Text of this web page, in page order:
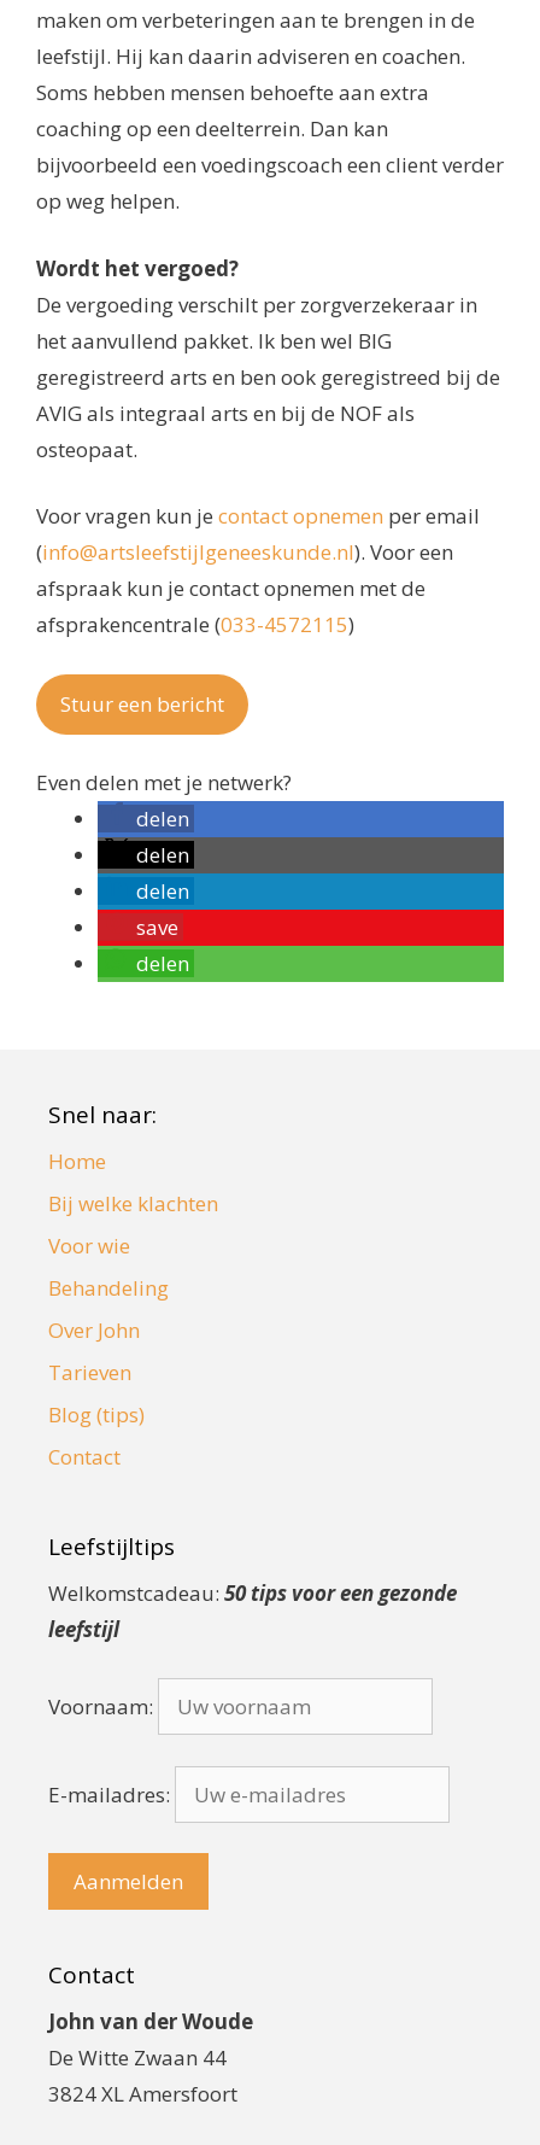
maken om verbeteringen aan te brengen in de
leefstijl. Hij kan daarin adviseren en coachen.
Soms hebben mensen behoefte aan extra
coaching op een deelterrein. Dan kan
bijvoorbeeld een voedingscoach een client verder
op weg helpen.
Wordt het vergoed?
De vergoeding verschilt per zorgverzekeraar in
het aanvullend pakket. Ik ben wel BIG
geregistreerd arts en ben ook geregistreed bij de
AVIG als integraal arts en bij de NOF als
osteopaat.
Voor vragen kun je contact opnemen per email
(info@artsleefstijlgeneeskunde.nl). Voor een
afspraak kun je contact opnemen met de
afsprakencentrale (033-4572115)
Stuur een bericht
Even delen met je netwerk?
delen
delen
delen
save
delen
Snel naar:
Home
Bij welke klachten
Voor wie
Behandeling
Over John
Tarieven
Blog (tips)
Contact
Leefstijltips
Welkomstcadeau: 50 tips voor een gezonde
leefstijl
Voornaam:
E-mailadres:
Contact
John van der Woude
De Witte Zwaan 44
3824 XL Amersfoort